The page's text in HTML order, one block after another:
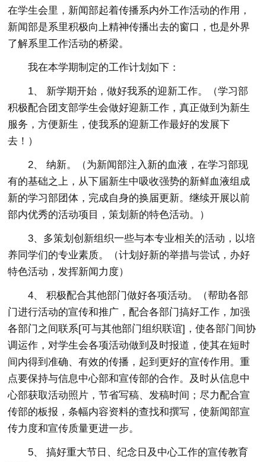
在学生会里，新闻部起着传播系内外工作活动的作用，
新闻部是系里积极向上精神传播出去的窗口，也是外界
了解系里工作活动的桥梁。
我在本学期制定的工作计划如下：
1、 新学期开始，做好我系的迎新工作。（学习部
积极配合团支部学生会做好迎新工作，真正做到为新生
服务，方便新生，使我系的迎新工作最好的发展下
去！）
2、 纳新。（为新闻部注入新的血液，在学习部现
有的基础之上，从下届新生中吸收强势的新鲜血液组成
新的学习部团体，完成自身的换届更新。继续开展以前
部内优秀的活动项目，策划新的特色活动。）
3、多策划创新组织一些与本专业相关的活动，以培
养同学们的专业素质。（计划好新的举措与尝试，办好
特色活动，发挥新闻力度）
4、 积极配合其他部门做好各项活动。（帮助各部
门进行活动的宣传和推广，配合各部门搞好工作，加强
各部门之间联系[可与其他部门组织联谊]，使各部门间协
调运作，对学生会各项活动做到及时报道，使其在短时
间内得到准确、有效的传播，起到更好的宣传作用。重
点要保持与信息中心部和宣传部的合作。及时从信息中
心部获取活动照片，节省写稿、发稿时间；尽力配合宣
传部的板报，条幅内容资料的查找和撰写，使新闻部宣
传力度和宣传质量更进一步。
5、 搞好重大节日、纪念日及中心工作的宣传教育